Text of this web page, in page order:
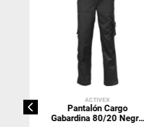
ACTIVEX
Pantalón Cargo
Gabardina 80/20 Negro